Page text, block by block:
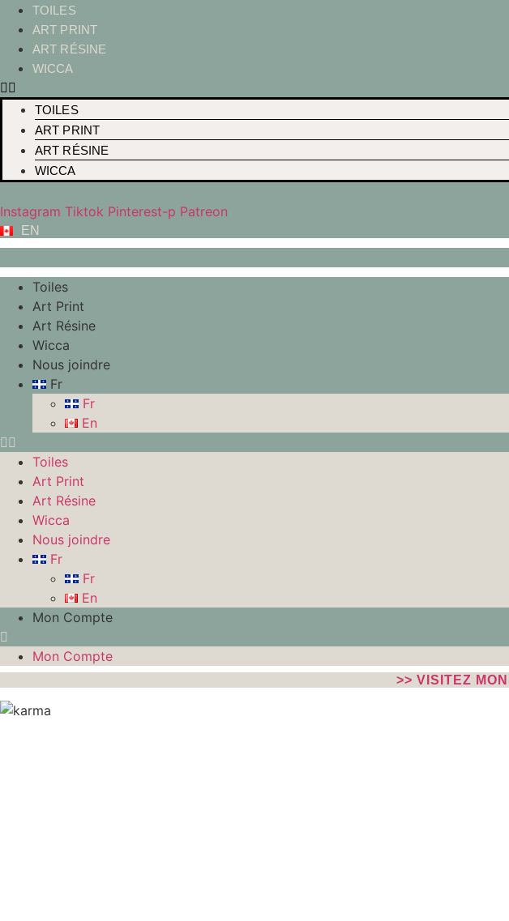
Aller
contenu
TOILES
ART PRINT
ART RÉSINE
WICCA
TOILES
ART PRINT
ART RÉSINE
WICCA
Instagram Tiktok Pinterest-p Patreon
EN
Toiles
Art Print
Art Résine
Wicca
Nous joindre
Fr
Fr
En
Toiles
Art Print
Art Résine
Wicca
Nous joindre
Fr
Fr
En
Mon Compte
Mon Compte
>> VISITEZ